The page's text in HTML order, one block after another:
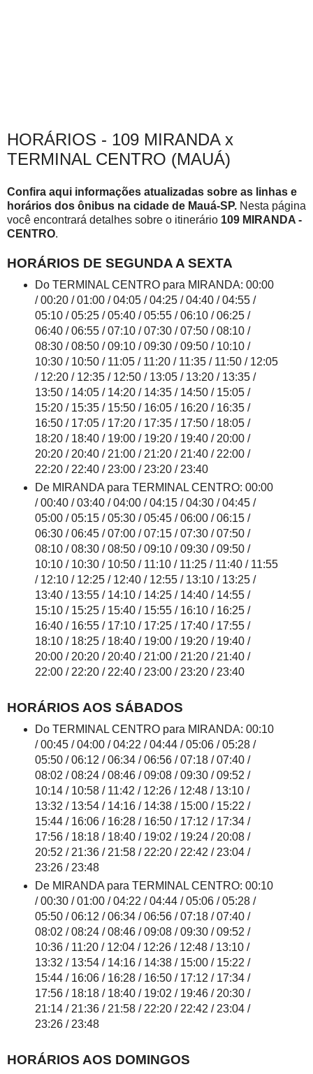
HORÁRIOS - 109 MIRANDA x
TERMINAL CENTRO (MAUÁ)
Confira aqui informações atualizadas sobre as linhas e
horários dos ônibus na cidade de Mauá-SP. Nesta página
você encontrará detalhes sobre o itinerário 109 MIRANDA -
CENTRO.
HORÁRIOS DE SEGUNDA A SEXTA
Do TERMINAL CENTRO para MIRANDA: 00:00
/ 00:20 / 01:00 / 04:05 / 04:25 / 04:40 / 04:55 /
05:10 / 05:25 / 05:40 / 05:55 / 06:10 / 06:25 /
06:40 / 06:55 / 07:10 / 07:30 / 07:50 / 08:10 /
08:30 / 08:50 / 09:10 / 09:30 / 09:50 / 10:10 /
10:30 / 10:50 / 11:05 / 11:20 / 11:35 / 11:50 / 12:05
/ 12:20 / 12:35 / 12:50 / 13:05 / 13:20 / 13:35 /
13:50 / 14:05 / 14:20 / 14:35 / 14:50 / 15:05 /
15:20 / 15:35 / 15:50 / 16:05 / 16:20 / 16:35 /
16:50 / 17:05 / 17:20 / 17:35 / 17:50 / 18:05 /
18:20 / 18:40 / 19:00 / 19:20 / 19:40 / 20:00 /
20:20 / 20:40 / 21:00 / 21:20 / 21:40 / 22:00 /
22:20 / 22:40 / 23:00 / 23:20 / 23:40
De MIRANDA para TERMINAL CENTRO: 00:00
/ 00:40 / 03:40 / 04:00 / 04:15 / 04:30 / 04:45 /
05:00 / 05:15 / 05:30 / 05:45 / 06:00 / 06:15 /
06:30 / 06:45 / 07:00 / 07:15 / 07:30 / 07:50 /
08:10 / 08:30 / 08:50 / 09:10 / 09:30 / 09:50 /
10:10 / 10:30 / 10:50 / 11:10 / 11:25 / 11:40 / 11:55
/ 12:10 / 12:25 / 12:40 / 12:55 / 13:10 / 13:25 /
13:40 / 13:55 / 14:10 / 14:25 / 14:40 / 14:55 /
15:10 / 15:25 / 15:40 / 15:55 / 16:10 / 16:25 /
16:40 / 16:55 / 17:10 / 17:25 / 17:40 / 17:55 /
18:10 / 18:25 / 18:40 / 19:00 / 19:20 / 19:40 /
20:00 / 20:20 / 20:40 / 21:00 / 21:20 / 21:40 /
22:00 / 22:20 / 22:40 / 23:00 / 23:20 / 23:40
HORÁRIOS AOS SÁBADOS
Do TERMINAL CENTRO para MIRANDA: 00:10
/ 00:45 / 04:00 / 04:22 / 04:44 / 05:06 / 05:28 /
05:50 / 06:12 / 06:34 / 06:56 / 07:18 / 07:40 /
08:02 / 08:24 / 08:46 / 09:08 / 09:30 / 09:52 /
10:14 / 10:58 / 11:42 / 12:26 / 12:48 / 13:10 /
13:32 / 13:54 / 14:16 / 14:38 / 15:00 / 15:22 /
15:44 / 16:06 / 16:28 / 16:50 / 17:12 / 17:34 /
17:56 / 18:18 / 18:40 / 19:02 / 19:24 / 20:08 /
20:52 / 21:36 / 21:58 / 22:20 / 22:42 / 23:04 /
23:26 / 23:48
De MIRANDA para TERMINAL CENTRO: 00:10
/ 00:30 / 01:00 / 04:22 / 04:44 / 05:06 / 05:28 /
05:50 / 06:12 / 06:34 / 06:56 / 07:18 / 07:40 /
08:02 / 08:24 / 08:46 / 09:08 / 09:30 / 09:52 /
10:36 / 11:20 / 12:04 / 12:26 / 12:48 / 13:10 /
13:32 / 13:54 / 14:16 / 14:38 / 15:00 / 15:22 /
15:44 / 16:06 / 16:28 / 16:50 / 17:12 / 17:34 /
17:56 / 18:18 / 18:40 / 19:02 / 19:46 / 20:30 /
21:14 / 21:36 / 21:58 / 22:20 / 22:42 / 23:04 /
23:26 / 23:48
HORÁRIOS AOS DOMINGOS